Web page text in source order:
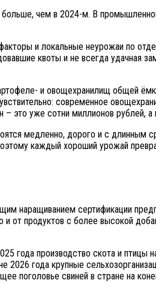
чем в 2024-м. В
и локальные неурожаи по
квоты и не всегда удачная
и овощехранилищ общей
современное
это уже сотни миллионов рублей, а
медленно, дорого и с длинным
каждый хороший урожай
наращиванием сертификации
и от продуктов с более высокой
года производство скота и
года крупные
поголовье свиней в стране на